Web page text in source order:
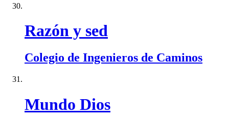
Razón y sed
Colegio de Ingenieros de Caminos
Mundo Dios